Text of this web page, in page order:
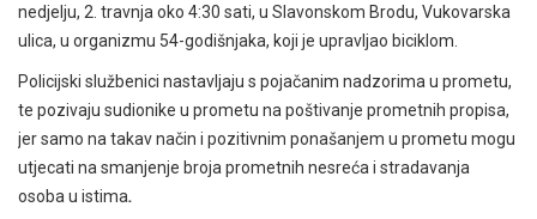
nedjelju, 2. travnja oko 4:30 sati, u Slavonskom Brodu, Vukovarska
ulica, u organizmu 54-godišnjaka, koji je upravljao biciklom.
Policijski službenici nastavljaju s pojačanim nadzorima u prometu,
te pozivaju sudionike u prometu na poštivanje prometnih propisa,
jer samo na takav način i pozitivnim ponašanjem u prometu mogu
utjecati na smanjenje broja prometnih nesreća i stradavanja
osoba u istima.